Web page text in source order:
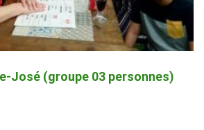
José (groupe 03 personnes)